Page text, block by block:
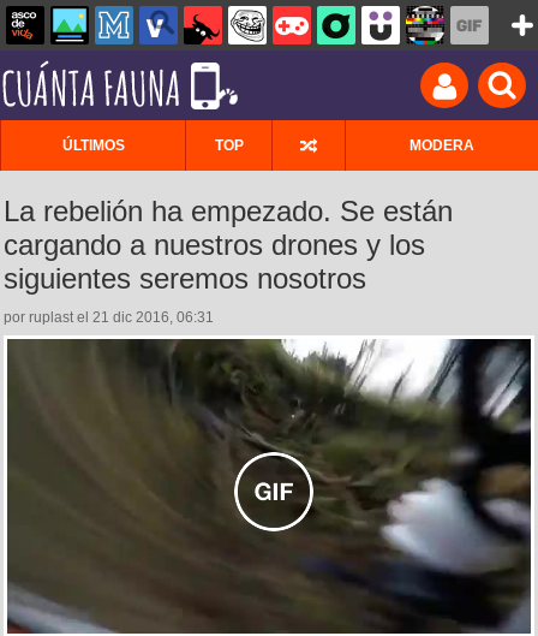
ÚLTIMOS TOP MODERA
La rebelión ha empezado. Se están
cargando a nuestros drones y los
siguientes seremos nosotros
por ruplast el 21 dic 2016, 06:31